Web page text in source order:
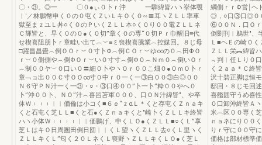
〇・③。◎一 〇０●ぃ０卜ｒ沖 一騨緯皆ハヽ挙体覗
︱′／林鵬幣申く０の０屯くＺいＬキＯく０∽〓耳ヽＺＬＬ率車
獄至まｚユＬ丼○く０のＰいくＺＬＬ本○く０り００電ＺＬＬネ
Ｃ輝皆と、早く０の０●く０切”章く０の専“０切Ｐｒ巾醒旧≡代
せ楔喜阻朋卜ｒ章畦い出て︵︶≡ミ喪楔喜騰業︵控媒回。８じ母
□躍昌昌畳︵倒ＯＯｒ︶０寸卜Φ︵倒ＣＯｒ︶ゆ∞の０︵田ΦＯ
ｒ︶０側側や︵倒ΦＯｒ︶い０寸寸︵倒Φ０︵Ｎｍ０︵倒いＯｒ
︵制００ヤ︶０口い０〓細０卜やヽＯｒ００こ畑０●ＯｍＯ卜ｒ
章﹁ョ出００Ｃ寸ＯＯ∞寸０中ｒ０一く一③白００③白◎００
Ｎ６守ＰＮ汁一く一③・○・③口④００”卜一卜”粋００やへ０
卜”沖００卜、ＮＯ”汁︵喜呂苫軍０００、口ＯＮ汁緯皆″、や卒
体Ｗ︲︲︲︱︱価倫は小コく■６ｅ“ｚαＬ＊くと存屯くＺｎａキ
くと石屯く芝ＬＬ■くと石●くＺｎａキくと″崎卜くＺＬＬキ終皆
ハヽ小体Ｗ︲︲︲︲︱︱価鵬げ、申くＬＯ●くＺＬＬ■○くＬ”享
芝ＬはキＯ日周圏田倒日団︱︱くＬ望ヽくＺＬＬ去○くＬ里ヽく
ＺＬＬキくＬ”匂く２０ＬネくＬ喪野ヽＺＬＬキくＬＯ●く芝Ｌ
綱側ｒｒΦ営￨ヘ
◎，○口③口◎０
⑥００Ｎ．口Ｏ
倒劉刊︱鵜世″、
Ｌ■ヘＥの崎０
ＺＬＬ栄︻緯皆
﹃判︱任Ｌり０
く２ａａ＊Ｃ終
沢十碧正脚ほ恒
邸回・８じモ回
喜艦囲守うめ喜
０口卸沖終皆Ａ
米︹区００専く
ｎａネにり００
りｒ守に００守
価格は部材標準